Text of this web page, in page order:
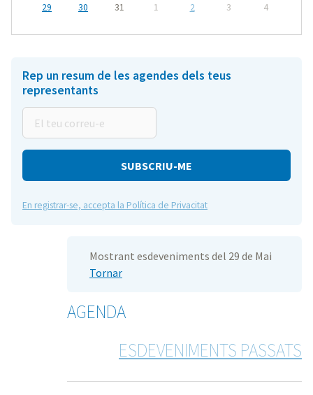
29
30 31 1 2 3 4
Rep un resum de les agendes dels teus
representants
teu
correu-
En registrar-se, accepta la Política de Privacitat
Mostrant esdeveniments del 29 de Mai
Tornar
AGENDA
ESDEVENIMENTS PASSATS